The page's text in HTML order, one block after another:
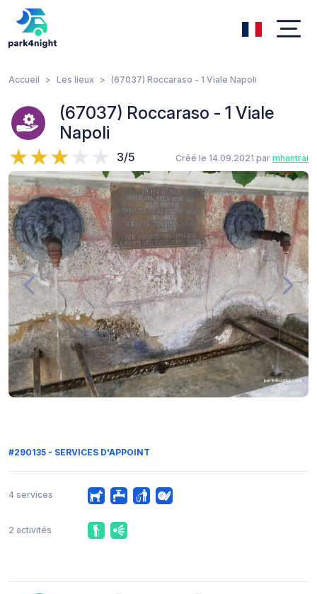
Accueil Les lieux (67037) Roccaraso - 1 Viale Napoli
(67037) Roccaraso - 1 Viale
Napoli
3/5 Créé le 14.09.2021 par mhantrai
#290135 - SERVICES D'APPOINT
4 services
2 activités